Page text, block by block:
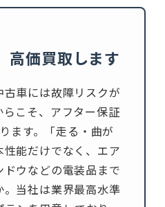
高価買取します
古車には故障リスクが
こそ、アフター保証
ます。「走る・曲が
能だけでなく、エア
ウなどの電装品まで
当社は業界最高水準